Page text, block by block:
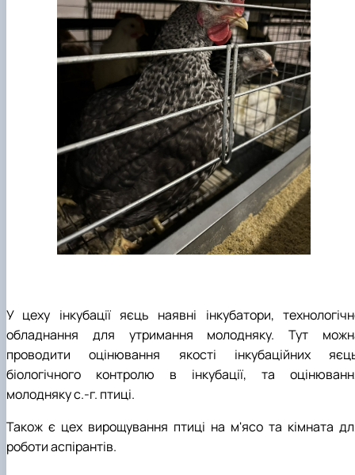
У цеху інкубації яєць наявні інкубатори,
обладнання для утримання молодняку. Тут
проводити оцінювання якості інкубаційних
біологічного контролю в інкубації, та
молодняку с.-г. птиці.
Також є цех вирощування птиці на м'ясо та кімната
роботи аспірантів.